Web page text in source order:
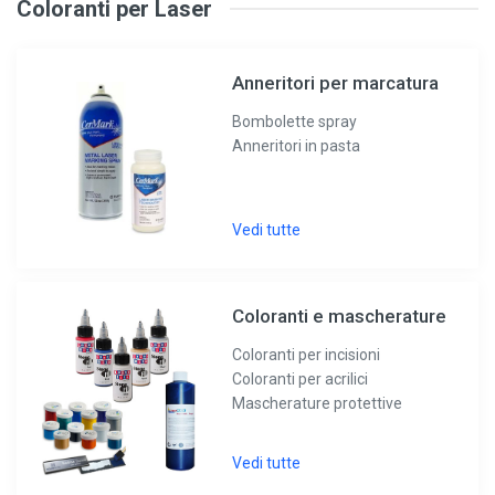
Coloranti per Laser
Anneritori per marcatura
Bombolette spray
Anneritori in pasta
Vedi tutte
Coloranti e mascherature
Coloranti per incisioni
Coloranti per acrilici
Mascherature protettive
Vedi tutte